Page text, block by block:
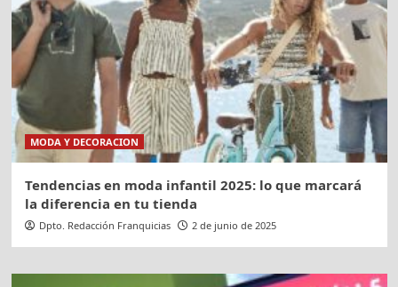
MODA Y DECORACION
Tendencias en moda infantil 2025: lo que marcará
la diferencia en tu tienda
Dpto. Redacción Franquicias 2 de junio de 2025